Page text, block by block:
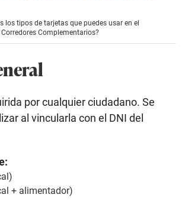
los tipos de tarjetas que puedes usar en el
Complementarios?
por cualquier ciudadano. Se
al vincularla con el DNI del
+ alimentador)